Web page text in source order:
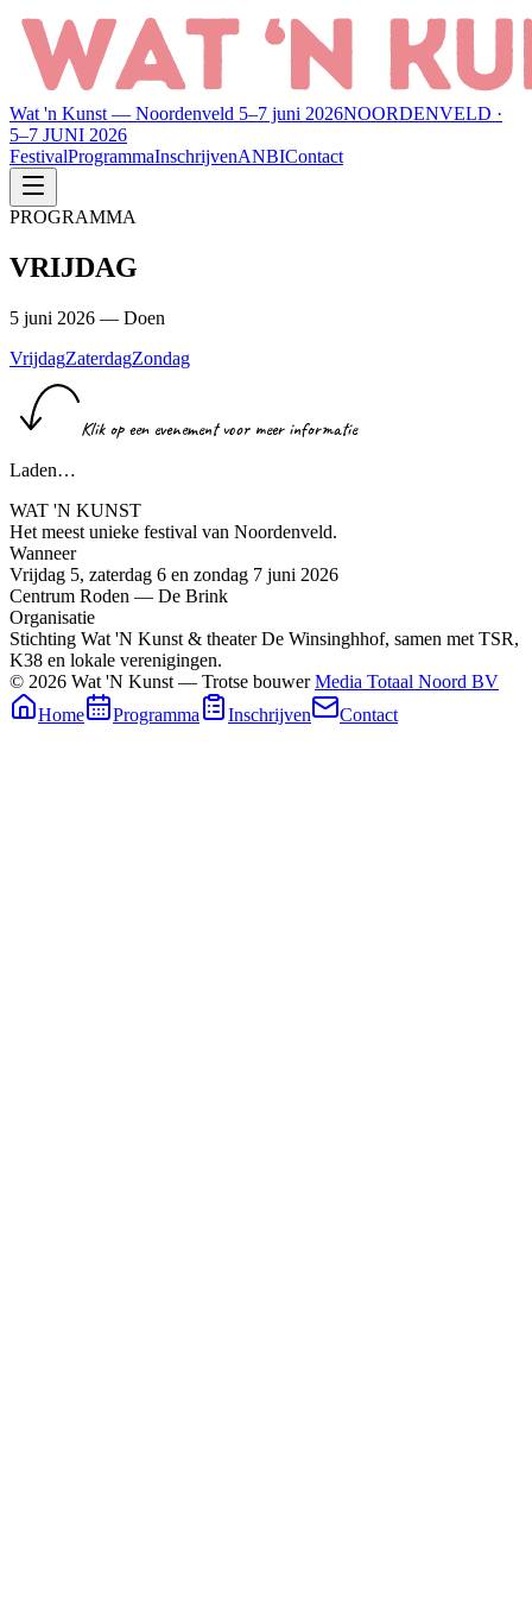
Wat 'n Kunst — Noordenveld 5–7 juni 2026NOORDENVELD ·
5–7 JUNI 2026
FestivalProgrammaInschrijvenANBIContact
PROGRAMMA
VRIJDAG
5 juni 2026 — Doen
VrijdagZaterdagZondag
Klik op een evenement voor meer informatie
Laden…
WAT 'N KUNST
Het meest unieke festival van Noordenveld.
Wanneer
Vrijdag 5, zaterdag 6 en zondag 7 juni 2026
Centrum Roden — De Brink
Organisatie
Stichting Wat 'N Kunst & theater De Winsinghhof, samen met TSR,
K38 en lokale verenigingen.
© 2026 Wat 'N Kunst — Trotse bouwerMedia Totaal Noord BV
Home
Programma Inschrijven Contact